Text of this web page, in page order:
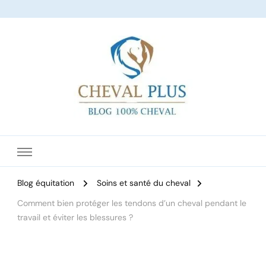
Blog équitation
Soins et santé du cheval
Comment bien protéger les tendons d’un cheval pendant le
travail et éviter les blessures ?